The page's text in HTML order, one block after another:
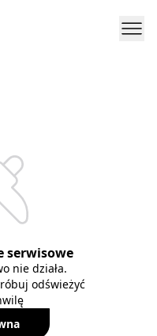
serwisowe
nie działa.
odświeżyć